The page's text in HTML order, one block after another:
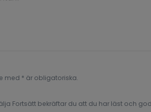
med * är obligatoriska.
Fortsätt bekräftar du att du har läst och